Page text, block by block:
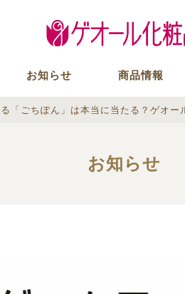
お知らせ 商品情報
「ごちぽん」は本当に当たる？ゲオー
お知らせ